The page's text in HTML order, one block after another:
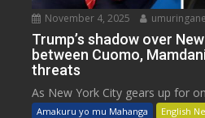
November 4, 2025
Trump’s shadow over
between Cuomo,
threats
As New York City gears up for
Amakuru yo mu Mahanga English